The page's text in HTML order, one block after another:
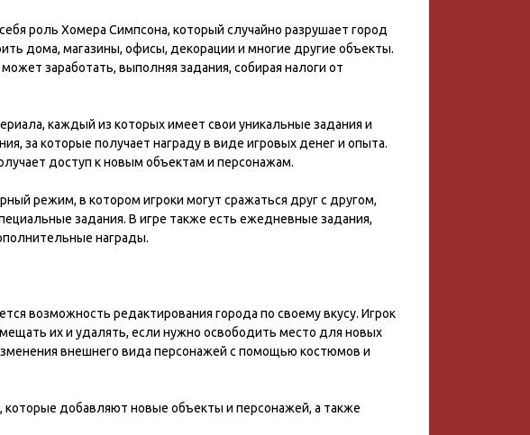
роль Хомера Симпсона, который случайно разрушает город
дома, магазины, офисы, декорации и многие другие объекты.
заработать, выполняя задания, собирая налоги от
каждый из которых имеет свои уникальные задания и
за которые получает награду в виде игровых денег и опыта.
доступ к новым объектам и персонажам.
режим, в котором игроки могут сражаться друг с другом,
задания. В игре также есть ежедневные задания,
награды.
возможность редактирования города по своему вкусу. Игрок
их и удалять, если нужно освободить место для новых
внешнего вида персонажей с помощью костюмов и
которые добавляют новые объекты и персонажей, а также